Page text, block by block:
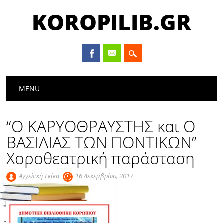
KOROPILIB.GR
Main menu
MENU
“Ο ΚΑΡΥΟΘΡΑΥΣΤΗΣ και Ο
ΒΑΣΙΛΙΑΣ ΤΩΝ ΠΟΝΤΙΚΩΝ”
Χοροθεατρική παράσταση
Αγγελική Γκίκα 16 Δεκεμβρίου, 2017